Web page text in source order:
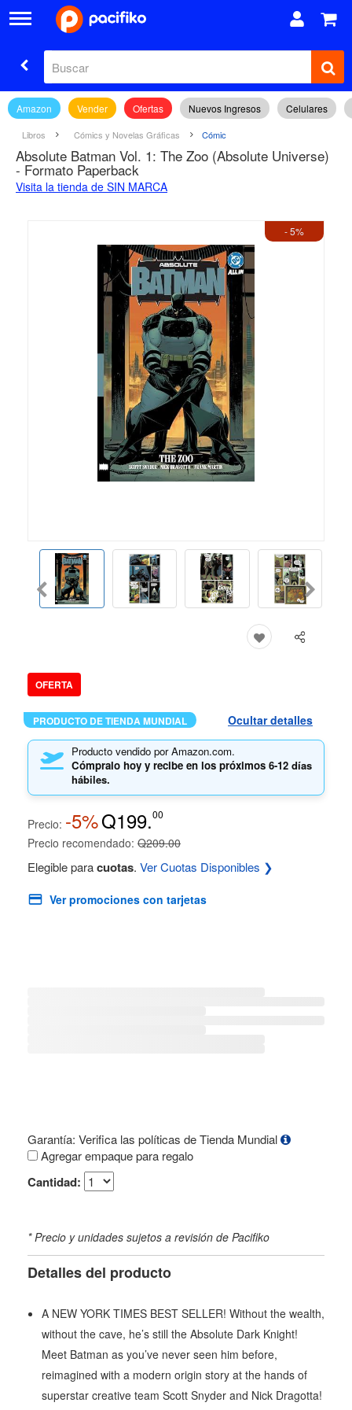
Amazon Vender Ofertas Nuevos Ingresos Celulares
Libros Cómics y Novelas Gráficas Cómic
Absolute Batman Vol. 1: The Zoo (Absolute Universe)
- Formato Paperback
Visita la tienda de SIN MARCA
- 5%
OFERTA
PRODUCTO DE TIENDA MUNDIAL Ocultar detalles
Producto vendido por Amazon.com.
Cómpralo hoy y recibe en los próximos 6-12 días
hábiles.
Precio: -5%Q199.00
Precio recomendado: Q209.00
Elegible paracuotas. Ver Cuotas Disponibles ❯
Ver promociones con tarjetas
Garantía: Verifica las políticas de Tienda Mundial
Agregar empaque para regalo
Cantidad:
* Precio y unidades sujetos a revisión de Pacifiko
Detalles del producto
A NEW YORK TIMES BEST SELLER! Without the wealth,
without the cave, he’s still the Absolute Dark Knight!
Meet Batman as you’ve never seen him before,
reimagined with a modern origin story at the hands of
superstar creative team Scott Snyder and Nick Dragotta!